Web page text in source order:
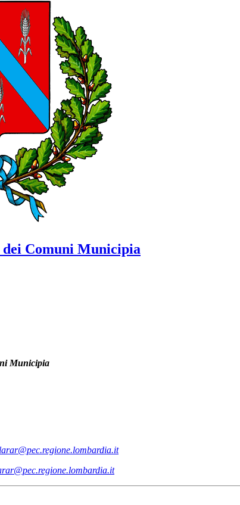
Comuni Municipia
Municipia